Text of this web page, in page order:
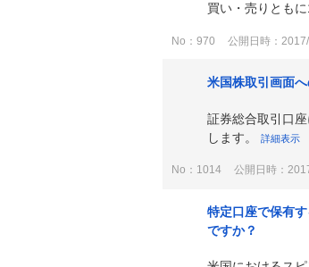
買い・売りとも
No：970 公開日時：
米国株取引画面
証券総合取引口
します。詳細表示
No：1014 公開日時：
特定口座で保有
ですか？